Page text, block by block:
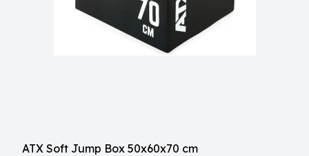
ATX Soft Jump Box 50x60x70 cm